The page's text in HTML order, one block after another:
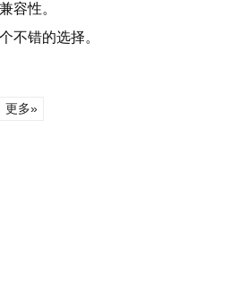
容性。
不错的选择。
更多»